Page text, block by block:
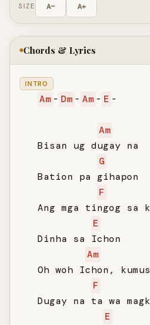
SIZE A− A+
Chords & Lyrics
INTRO
Am - Dm - Am - E -
Am
   Bisan ug dugay na
G
   Bation pa gihapon
F
Ang mga tingog sa
E
   Dinha sa Ichon
Am
Oh woh Ichon,
F
Dugay na ta wa
E